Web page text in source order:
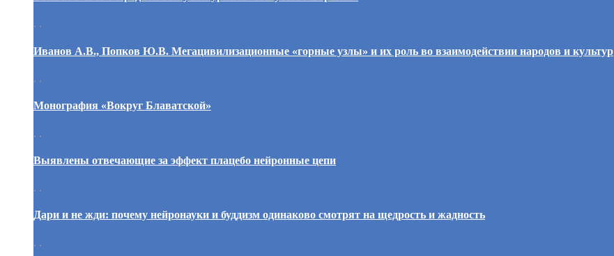
. .
Иванов А.В., Попков Ю.В. Мегацивилизационные «горные узлы» и их роль во взаимодействии народов и культур
. .
Монография «Вокруг Блаватской»
. .
Выявлены отвечающие за эффект плацебо нейронные цепи
. .
Дари и не жди: почему нейронауки и буддизм одинаково смотрят на щедрость и жадность
. .